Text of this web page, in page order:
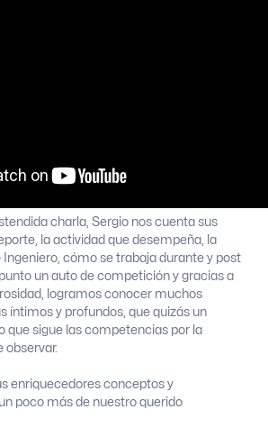
charla, Sergio nos cuenta sus
la actividad que desempeña, la
Ingeniero, cómo se trabaja durante y post
un auto de competición y gracias a
logramos conocer muchos
íntimos y profundos, que quizás un
que sigue las competencias por la
observar.
enriquecedores conceptos y
poco más de nuestro querido